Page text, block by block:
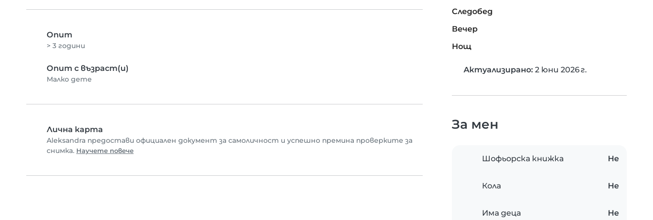
Опит
> 3 години
Опит с възраст(и)
Малко дете
Лична карта
Aleksandra предостави официален документ за самоличност и успешно премина проверките за
снимка. Научете повече
Следобед
Вечер
Нощ
Актуализирано: 2 юни 2026 г.
За мен
Шофьорска книжка Не
Кола Не
Има деца Не